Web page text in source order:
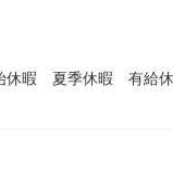
暇 夏季休暇 有給